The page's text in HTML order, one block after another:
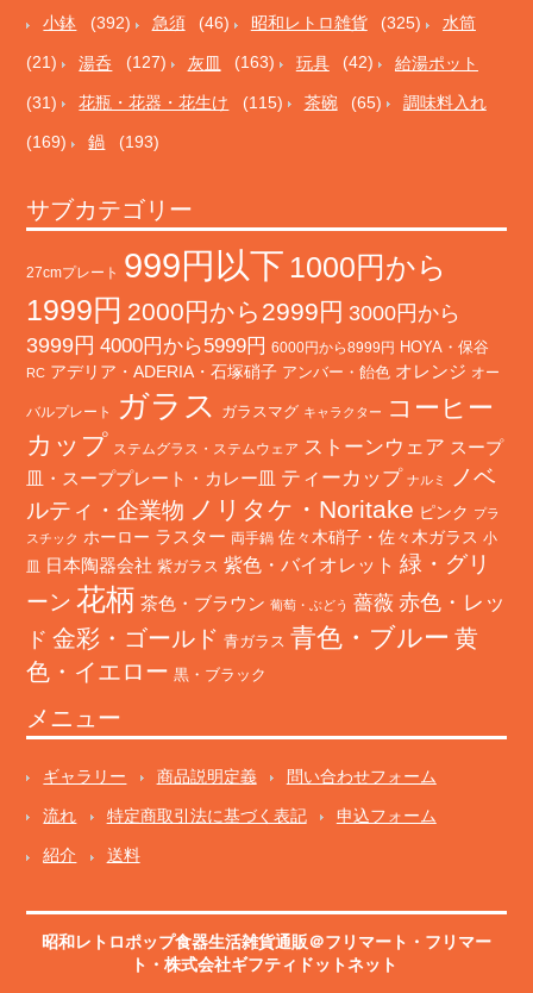
小鉢 (392) 急須 (46) 昭和レトロ雑貨 (325) 水筒
(21) 湯呑 (127) 灰皿 (163) 玩具 (42) 給湯ポット
(31) 花瓶・花器・花生け (115) 茶碗 (65) 調味料入れ
(169) 鍋 (193)
サブカテゴリー
27cmプレート 999円以下 1000円から
1999円 2000円から2999円 3000円から
3999円 4000円から5999円 6000円から8999円 HOYA・保谷
RC アデリア・ADERIA・石塚硝子 アンバー・飴色 オレンジ オー
バルプレート ガラス ガラスマグ キャラクター
コーヒー
カップ ステムグラス・ステムウェア ストーンウェア スープ
皿・スーププレート・カレー皿 ティーカップ ナルミ
ノベ
ルティ・企業物 ノリタケ・Noritake ピンク プラ
スチック ホーロー ラスター 両手鍋 佐々木硝子・佐々木ガラス 小
皿
日本陶器会社 紫ガラス 紫色・バイオレット 緑・グリ
ーン 花柄 茶色・ブラウン 葡萄・ぶどう 薔薇 赤色・レッ
ド 金彩・ゴールド 青ガラス 青色・ブルー 黄
色・イエロー 黒・ブラック
メニュー
ギャラリー 商品説明定義 問い合わせフォーム
流れ 特定商取引法に基づく表記 申込フォーム
紹介 送料
昭和レトロポップ食器生活雑貨通販＠フリマート ・ フリマー
ト ・株式会社ギフティドットネット